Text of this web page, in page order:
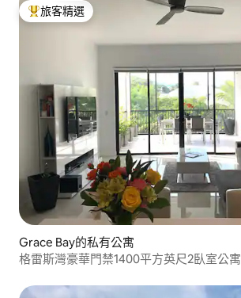
旅客精選榜首
旅客精選
Grace Bay的私有公寓
格雷斯灣豪華門禁1400平方英尺2臥室公寓